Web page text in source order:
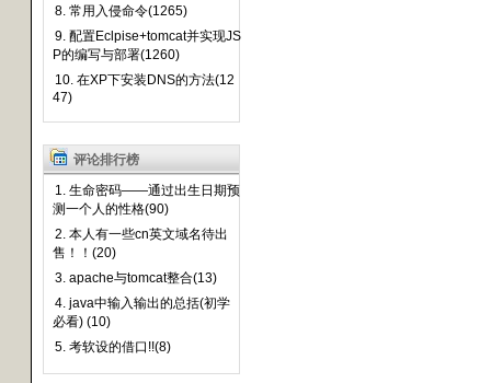
8. 常用入侵命令(1265)
9. 配置Eclpise+tomcat并实现JS
P的编写与部署(1260)
10. 在XP下安装DNS的方法(12
47)
评论排行榜
1. 生命密码——通过出生日期预
测一个人的性格(90)
2. 本人有一些cn英文域名待出
售！！(20)
3. apache与tomcat整合(13)
4. java中输入输出的总括(初学
必看) (10)
5. 考软设的借口!!(8)